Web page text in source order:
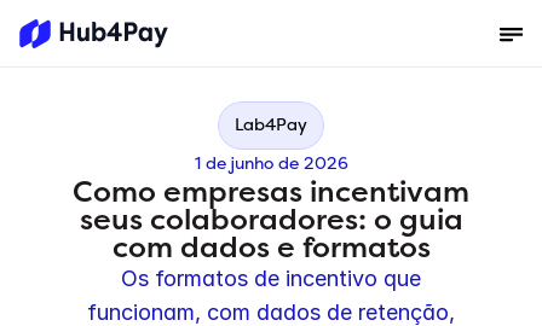
Lab4Pay
1 de junho de 2026
Como empresas incentivam
seus colaboradores: o guia
com dados e formatos
Os formatos de incentivo que
funcionam, com dados de retenção,